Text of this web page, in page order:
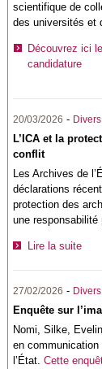
scientifique de
des universités et
Découvrez ici
candidature
20/03/2026 - Divers
L’ICA et la
conflit
Les Archives de
déclarations
protection des
une responsabilité
Lire la suite
27/02/2026 - Divers
Enquête sur
Nomi, Silke,
en communication
l’État.Cette